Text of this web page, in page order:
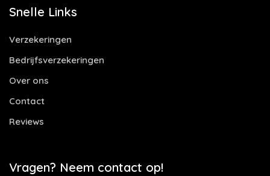
Snelle Links
Verzekeringen
Bedrijfsverzekeringen
Over ons
Contact
Reviews
Vragen? Neem contact op!